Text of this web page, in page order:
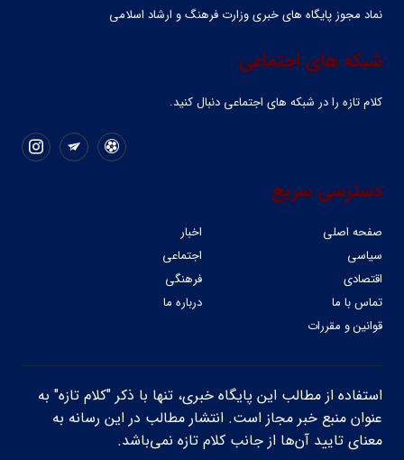
نماد مجوز پایگاه های خبری وزارت فرهنگ و ارشاد اسلامی
شبکه های اجتماعی
کلام تازه را در شبکه ‌های اجتماعی دنبال کنید.
دسترسی سریع
صفحه اصلی
اخبار
سیاسی
اجتماعی
اقتصادی
فرهنگی
تماس با ما
درباره ما
قوانین و مقررات
استفاده از مطالب این پایگاه خبری، تنها با ذکر "کلام تازه" به
عنوان منبع خبر مجاز است. انتشار مطالب در این رسانه به
معنای تایید آن‌ها از جانب کلام تازه نمی‌باشد.